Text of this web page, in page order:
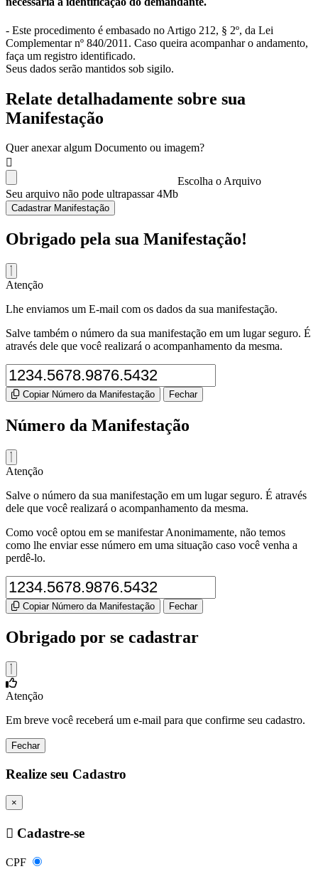
- Este procedimento é embasado no Artigo 212, § 2º, da Lei
Complementar nº 840/2011. Caso queira acompanhar o andamento,
faça um registro identificado.
Seus dados serão mantidos sob sigilo.
Relate detalhadamente sobre sua
Manifestação
Quer anexar algum Documento ou imagem?
Escolha o Arquivo
Seu arquivo não pode ultrapassar 4Mb
Cadastrar Manifestação
Obrigado pela sua Manifestação!
Atenção
Lhe enviamos um E-mail com os dados da sua manifestação.
Salve também o número da sua manifestação em um lugar seguro. É
através dele que você realizará o acompanhamento da mesma.
Copiar Número da Manifestação Fechar
Número da Manifestação
Atenção
Salve o número da sua manifestação em um lugar seguro. É através
dele que você realizará o acompanhamento da mesma.
Como você optou em se manifestar Anonimamente, não temos
como lhe enviar esse número em uma situação caso você venha a
perdê-lo.
Copiar Número da Manifestação Fechar
Obrigado por se cadastrar
Atenção
Em breve você receberá um e-mail para que confirme seu cadastro.
Fechar
Realize seu Cadastro
×
Cadastre-se
CPF